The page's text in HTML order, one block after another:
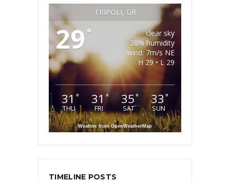
TRIPOLI, GR
29 °
clear sky
28% humidity
wind: 7m/s NE
H 29 • L 29
31 °
THU
31°
FRI
35°
SAT
33 °
SUN
Weather from OpenWeatherMap
TIMELINE POSTS